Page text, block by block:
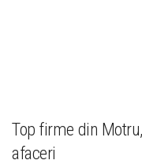
Top firme din
afaceri